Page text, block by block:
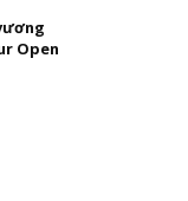
Open